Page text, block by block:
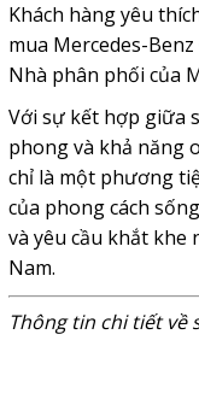
Khách hàng yêu
mua Mercedes-
Nhà phân phối của
Với sự kết hợp giữa
phong và khả năng
chỉ là một phương
của phong cách
và yêu cầu khắt khe
Nam.
Thông tin chi tiết về